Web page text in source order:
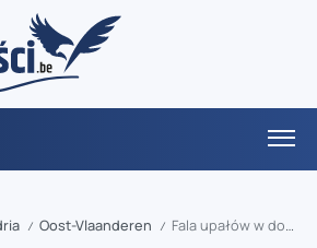
/ Oost-Vlaanderen / Fala upałów w domu opieki – placówka w Denderleeuw szuka wolontariuszy do pomocy